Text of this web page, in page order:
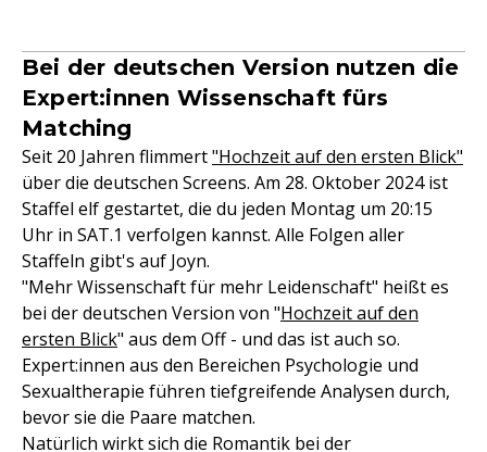
Bei der deutschen Version nutzen die
Expert:innen Wissenschaft fürs
Matching
Seit 20 Jahren flimmert"Hochzeit auf den ersten Blick"
über die deutschen Screens. Am 28. Oktober 2024 ist
Staffel elf gestartet, die du jeden Montag um 20:15
Uhr in SAT.1 verfolgen kannst. Alle Folgen aller
Staffeln gibt's auf Joyn.
"Mehr Wissenschaft für mehr Leidenschaft" heißt es
bei der deutschen Version von "Hochzeit auf den
ersten Blick" aus dem Off - und das ist auch so.
Expert:innen aus den Bereichen Psychologie und
Sexualtherapie führen tiefgreifende Analysen durch,
bevor sie die Paare matchen.
Natürlich wirkt sich die Romantik bei der